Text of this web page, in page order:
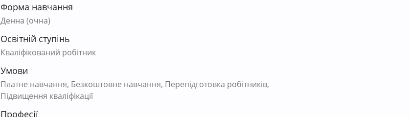
Форма навчання
Денна (очна)
Освітній ступінь
Кваліфікований робітник
Умови
Платне навчання, Безкоштовне навчання, Перепідготовка робітників,
Підвищення кваліфікації
Професії